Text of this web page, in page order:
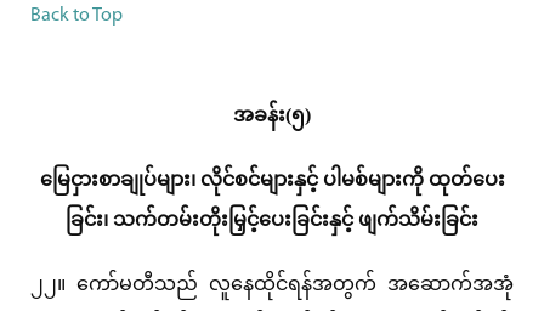
Back to Top
အခန်း(၅)
မြေငှားစာချုပ်များ၊ လိုင်စင်များနှင့် ပါမစ်များကို ထုတ်ပေး
ခြင်း၊ သက်တမ်းတိုးမြှင့်ပေးခြင်းနှင့် ဖျက်သိမ်းခြင်း
၂၂။ ကော်မတီသည် လူနေထိုင်ရန်အတွက် အဆောက်အအုံ